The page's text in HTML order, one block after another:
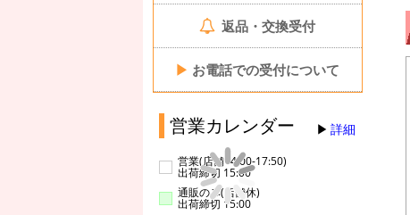
返品・交換受付
▶ お電話での受付について
営業カレンダー 詳細
営業(店舗14:00-17:50)
出荷締切 15:00
通販のみ(店舗休)
出荷締切 15:00